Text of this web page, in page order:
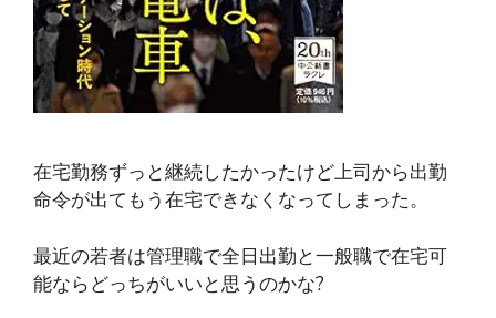
在宅勤務ずっと継続したかったけど上司から出勤
命令が出てもう在宅できなくなってしまった。
最近の若者は管理職で全日出勤と一般職で在宅可
能ならどっちがいいと思うのかな?